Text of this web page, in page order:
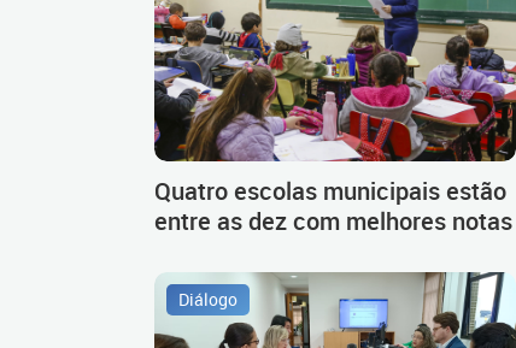
Quatro escolas municipais estão
entre as dez com melhores notas
Diálogo